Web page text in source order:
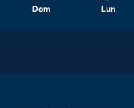
Dom Lun